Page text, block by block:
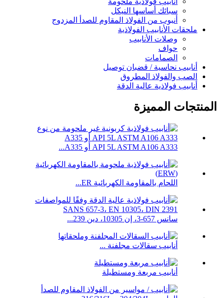
سبائك أساسها النيكل
أنبوب من الفولاذ المقاوم للصدأ المزدوج
ملحقات الأنابيب الفولاذية
وصلات الأنابيب
حواف
الصمامات
أنابيب نحاسية / قضبان توصيل
الصب والفولاذ المطروق
أنابيب فولاذية عالية الدقة
المنتجات المميزة
API 5L ASTM A106 A333 أو A335...
اللحام بالمقاومة الكهربائية ER...
سانس 657-3، إن 10305، دين 239...
أنابيب سقالات مجلفنة ...
أنابيب مربعة ومستطيلة